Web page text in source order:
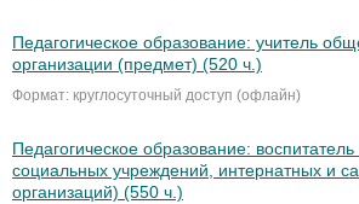
Педагогическое образование: учитель
организации (предмет) (520 ч.)
Формат: круглосуточный доступ (офлайн)
Педагогическое образование:
социальных учреждений, интернатных и
организаций) (550 ч.)